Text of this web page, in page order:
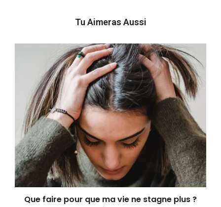
Tu Aimeras Aussi
Que faire pour que ma vie ne stagne plus ?